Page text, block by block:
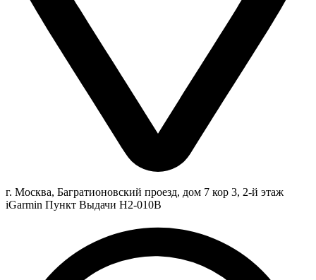
г. Москва, Багратионовский проезд, дом 7 кор 3, 2-й этаж
iGarmin Пункт Выдачи Н2-010В